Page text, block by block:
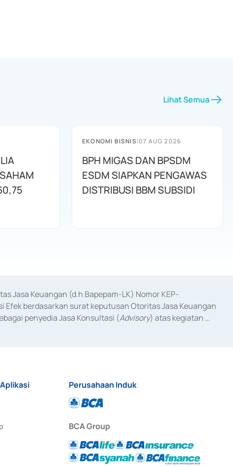
Lihat Semua
EKONOMI BISNIS|07 AUG 2026
BPH MIGAS DAN BPSDM
ESDM SIAPKAN PENGAWAS
DISTRIBUSI BBM SUBSIDI
Jasa Keuangan (d.h Bapepam-LK) Nomor KEP-
Efek berdasarkan surat keputusan Otoritas Jasa Keuangan
penyedia Jasa Konsultasi (Advisory) atas kegiatan
Perusahaan Induk
BCA Group